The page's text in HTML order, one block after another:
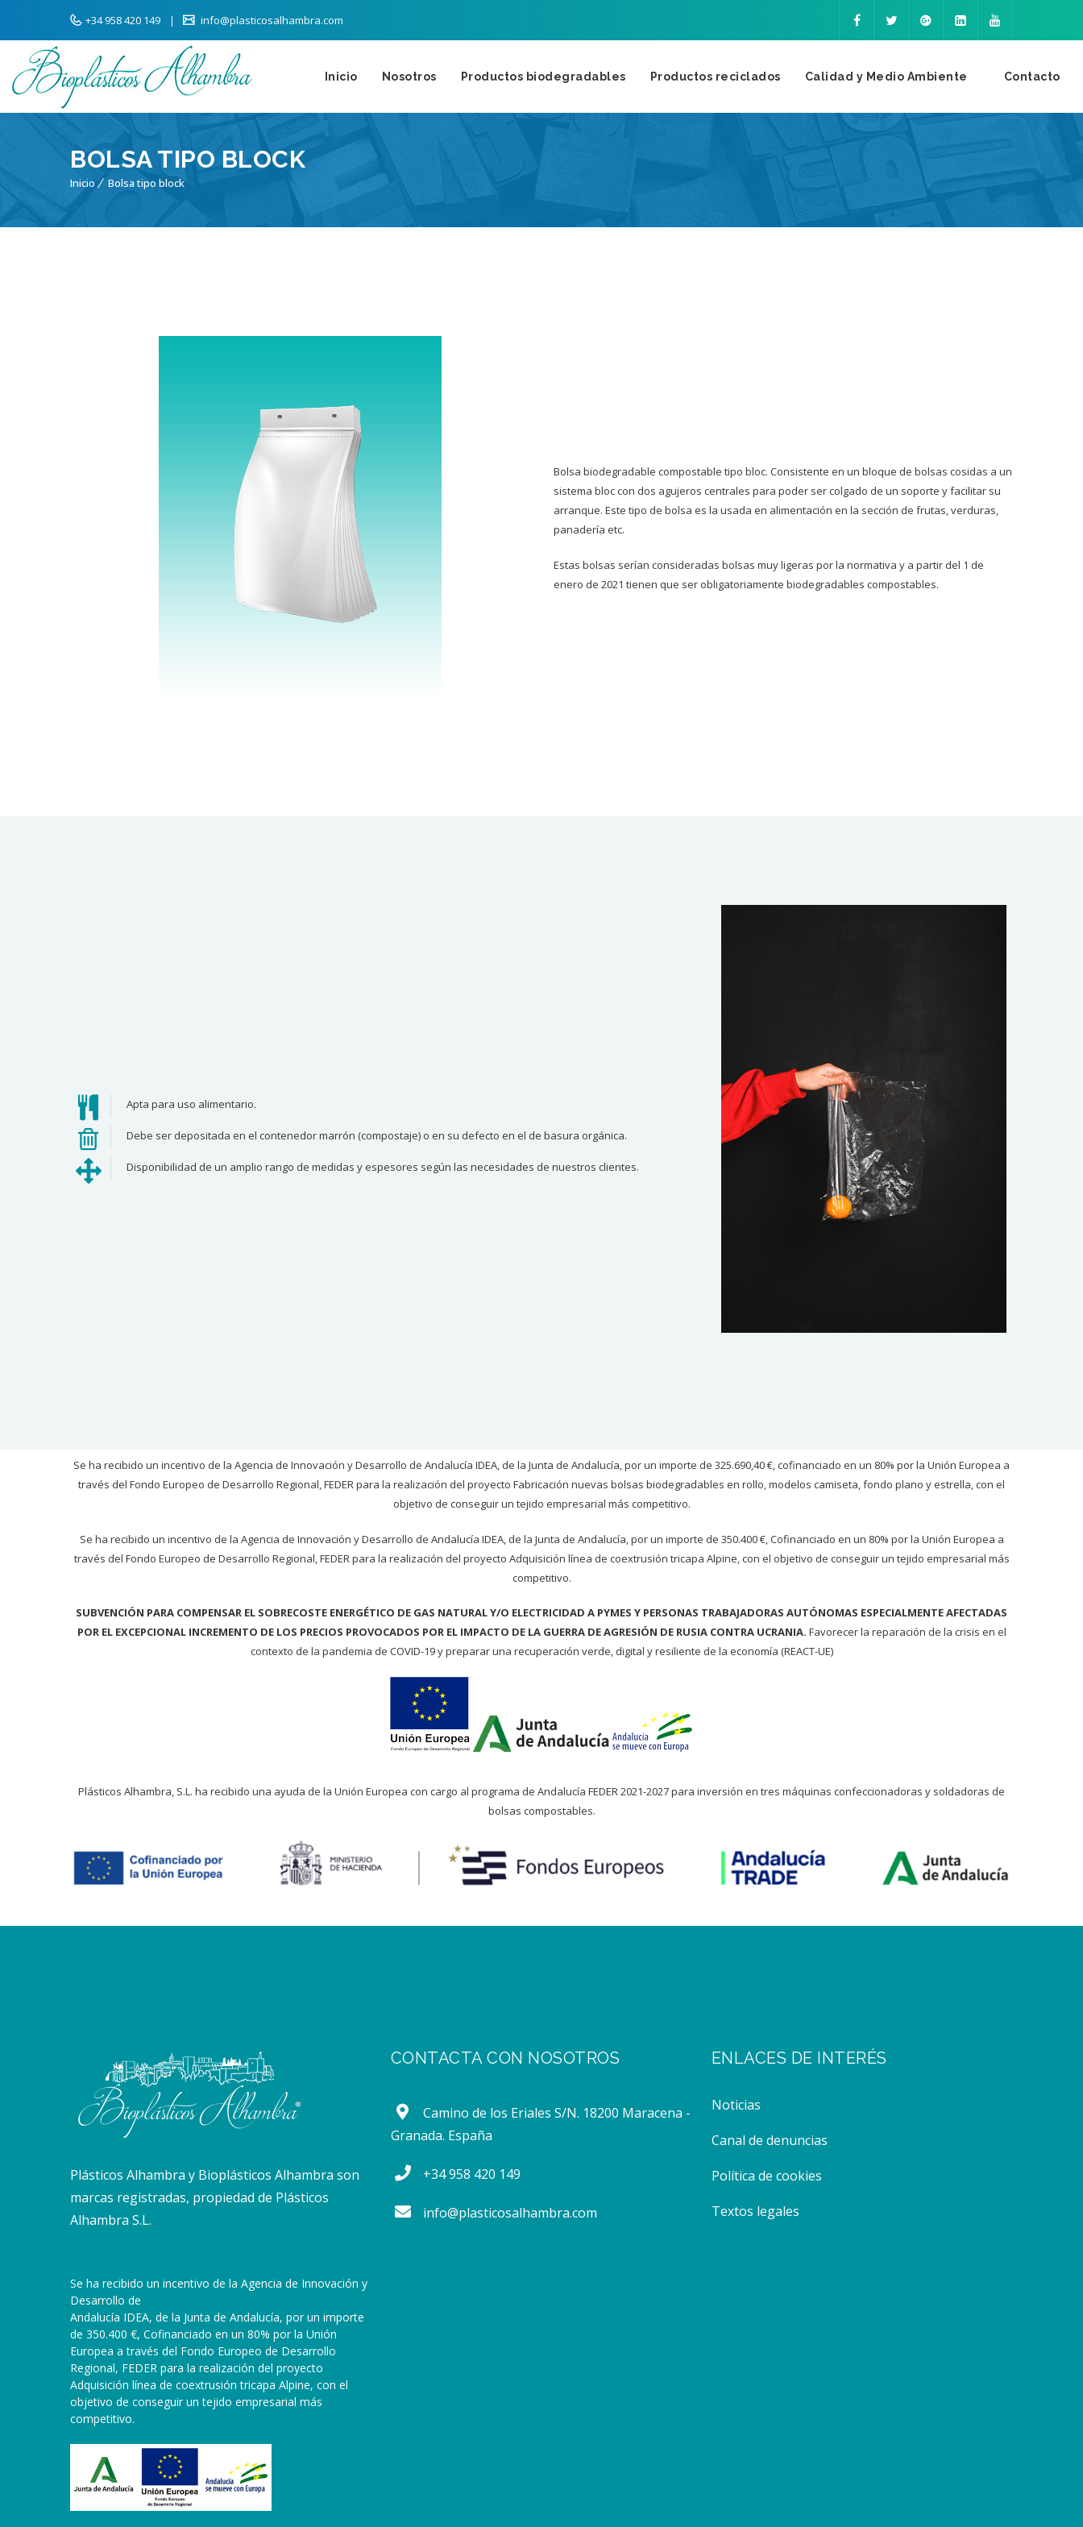
+34 958 420 149 info@plasticosalhambra.com
Inicio Nosotros Productos biodegradables Productos reciclados Calidad y Medio Ambiente Contacto
BOLSA TIPO BLOCK
Inicio Bolsa tipo block
Bolsa biodegradable compostable tipo bloc. Consistente en un bloque de bolsas cosidas a un
sistema bloc con dos agujeros centrales para poder ser colgado de un soporte y facilitar su
arranque. Este tipo de bolsa es la usada en alimentación en la sección de frutas, verduras,
panadería etc.
Estas bolsas serían consideradas bolsas muy ligeras por la normativa y a partir del 1 de
enero de 2021 tienen que ser obligatoriamente biodegradables compostables.
Apta para uso alimentario.
Debe ser depositada en el contenedor marrón (compostaje) o en su defecto en el de basura orgánica.
Disponibilidad de un amplio rango de medidas y espesores según las necesidades de nuestros clientes.
Se ha recibido un incentivo de la Agencia de Innovación y Desarrollo de Andalucía IDEA, de la Junta de Andalucía, por un importe de 325.690,40 €, cofinanciado en un 80% por la Unión Europea a
través del Fondo Europeo de Desarrollo Regional, FEDER para la realización del proyecto Fabricación nuevas bolsas biodegradables en rollo, modelos camiseta, fondo plano y estrella, con el
objetivo de conseguir un tejido empresarial más competitivo.
Se ha recibido un incentivo de la Agencia de Innovación y Desarrollo de Andalucía IDEA, de la Junta de Andalucía, por un importe de 350.400 €, Cofinanciado en un 80% por la Unión Europea a
través del Fondo Europeo de Desarrollo Regional, FEDER para la realización del proyecto Adquisición línea de coextrusión tricapa Alpine, con el objetivo de conseguir un tejido empresarial más
competitivo.
SUBVENCIÓN PARA COMPENSAR EL SOBRECOSTE ENERGÉTICO DE GAS NATURAL Y/O ELECTRICIDAD A PYMES Y PERSONAS TRABAJADORAS AUTÓNOMAS ESPECIALMENTE AFECTADAS
POR EL EXCEPCIONAL INCREMENTO DE LOS PRECIOS PROVOCADOS POR EL IMPACTO DE LA GUERRA DE AGRESIÓN DE RUSIA CONTRA UCRANIA. Favorecer la reparación de la crisis en el
contexto de la pandemia de COVID-19 y preparar una recuperación verde, digital y resiliente de la economía (REACT-UE)
Plásticos Alhambra, S.L. ha recibido una ayuda de la Unión Europea con cargo al programa de Andalucía FEDER 2021-2027 para inversión en tres máquinas confeccionadoras y soldadoras de
bolsas compostables.
Plásticos Alhambra y Bioplásticos Alhambra son
marcas registradas, propiedad de Plásticos
Alhambra S.L.
Se ha recibido un incentivo de la Agencia de Innovación y
Desarrollo de
Andalucía IDEA, de la Junta de Andalucía, por un importe
de 350.400 €, Cofinanciado en un 80% por la Unión
Europea a través del Fondo Europeo de Desarrollo
Regional, FEDER para la realización del proyecto
Adquisición línea de coextrusión tricapa Alpine, con el
objetivo de conseguir un tejido empresarial más
competitivo.
CONTACTA CON NOSOTROS
Camino de los Eriales S/N. 18200 Maracena -
Granada. España
+34 958 420 149
info@plasticosalhambra.com
ENLACES DE INTERÉS
noticias
canal de denuncias
política de cookies
textos legales